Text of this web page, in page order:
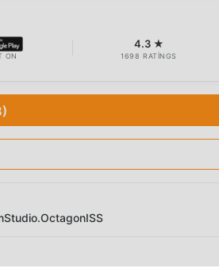
ON
4.3 ★
1698 RATINGS